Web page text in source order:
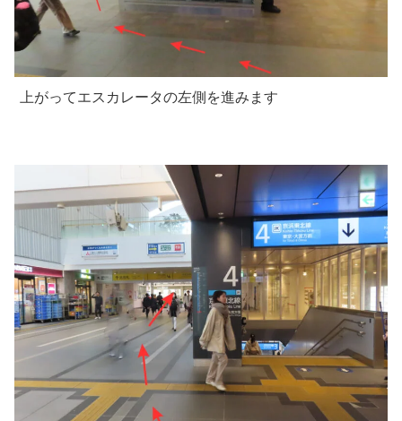
上がってエスカレータの左側を進みます